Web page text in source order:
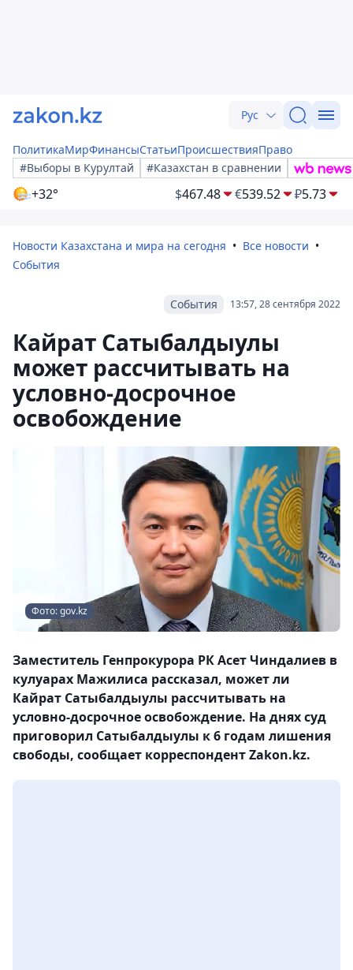
Рус
ПолитикаМирФинансыСтатьиПроисшествияПраво
#Выборы в Курултай
#Казахстан в сравнении
+32° $467.48 €539.52 ₽5.73
Новости Казахстана и мира на сегодня
Все новости
События
13:57, 28 сентября 2022
События
Кайрат Сатыбалдыулы
может рассчитывать на
условно-досрочное
освобождение
Фото: gov.kz
Заместитель Генпрокурора РК Асет Чиндалиев в
кулуарах Мажилиса рассказал, может ли
Кайрат Сатыбалдыулы рассчитывать на
условно-досрочное освобождение. На днях суд
приговорил Сатыбалдыулы к 6 годам лишения
свободы, сообщает корреспондент Zakon.kz.